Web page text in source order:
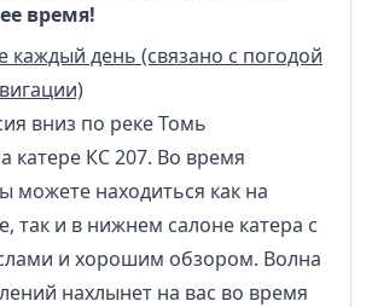
время!
каждый день (связано с погодой
вниз по реке Томь
катере КС 207. Во время
можете находиться как на
так и в нижнем салоне катера с
и хорошим обзором. Волна
нахлынет на вас во время